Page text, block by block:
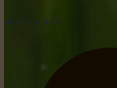
tel: +352 26 15 26